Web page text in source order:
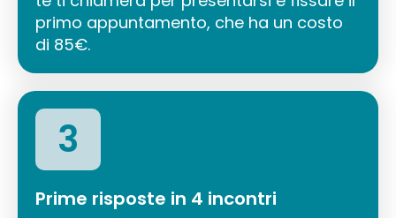
primo appuntamento, che ha un costo
di 85€.
3
Prime risposte in 4 incontri